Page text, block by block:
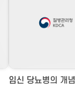
임신 당뇨병의 개념